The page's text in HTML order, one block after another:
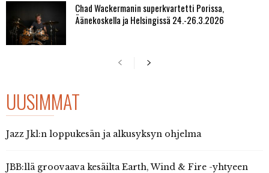
Chad Wackermanin superkvartetti Porissa,
Äänekoskella ja Helsingissä 24.-26.3.2026
UUSIMMAT
Jazz Jkl:n loppukesän ja alkusyksyn ohjelma
JBB:llä groovaava kesäilta Earth, Wind & Fire -yhtyeen